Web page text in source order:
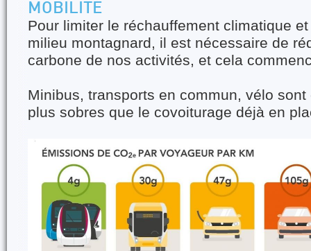
MOBILITÉ
Pour limiter le réchauffement climatique
milieu montagnard, il est nécessaire de
carbone de nos activités, et cela
Minibus, transports en commun, vélo
plus sobres que le covoiturage déjà en